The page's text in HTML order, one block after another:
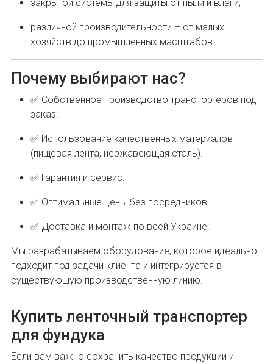
закрытой системы для защиты от пыли и влаги;
различной производительности – от малых
хозяйств до промышленных масштабов.
Почему выбирают нас?
✅ Собственное производство транспортеров под
заказ.
✅ Использование качественных материалов
(пищевая лента, нержавеющая сталь).
✅ Гарантия и сервис.
✅ Оптимальные цены без посредников.
✅ Доставка и монтаж по всей Украине.
Мы разрабатываем оборудование, которое идеально
подходит под задачи клиента и интегрируется в
существующую производственную линию.
Купить ленточный транспортер
для фундука
Если вам важно сохранить качество продукции и